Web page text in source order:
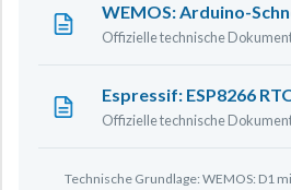
WEMOS: Arduino-
Offizielle technische
Espressif: ESP8266
Offizielle technische
Technische Grundlage: WEMOS: D1